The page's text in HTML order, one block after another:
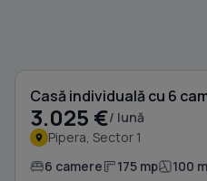
3.025 €/ lună
Pipera, Sector 1
6 camere 175 mp 100